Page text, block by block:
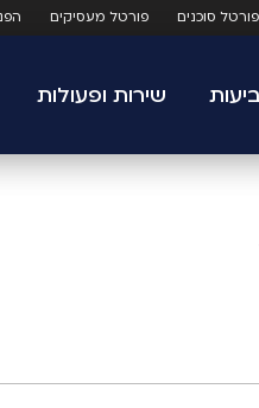
פורטל סוכנים פורטל מעסיקים
שירות ופעולות